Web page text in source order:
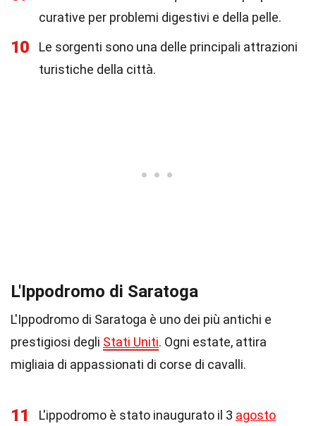
curative per problemi digestivi e della pelle.
10
Le sorgenti sono una delle principali attrazioni
turistiche della città.
L'Ippodromo di Saratoga
L'Ippodromo di Saratoga è uno dei più antichi e
prestigiosi degli Stati Uniti. Ogni estate, attira
migliaia di appassionati di corse di cavalli.
11 L'ippodromo è stato inaugurato il 3 agosto